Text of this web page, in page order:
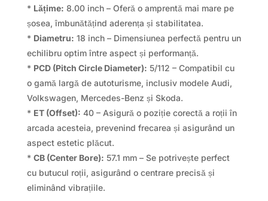
* Lățime: 8.00 inch – Oferă o amprentă mai mare pe
șosea, îmbunătățind aderența și stabilitatea.
* Diametru: 18 inch – Dimensiunea perfectă pentru un
echilibru optim între aspect și performanță.
* PCD (Pitch Circle Diameter): 5/112 – Compatibil cu
o gamă largă de autoturisme, inclusiv modele Audi,
Volkswagen, Mercedes-Benz și Skoda.
* ET (Offset): 40 – Asigură o poziție corectă a roții în
arcada acesteia, prevenind frecarea și asigurând un
aspect estetic plăcut.
* CB (Center Bore): 57.1 mm – Se potrivește perfect
cu butucul roții, asigurând o centrare precisă și
eliminând vibrațiile.